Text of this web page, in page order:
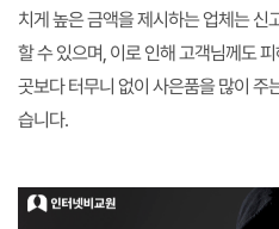
치게 높은 금액을 제시하는 업체는 신
할 수 있으며, 이로 인해 고객님께도
곳보다 터무니 없이 사은품을 많이 주
습니다.